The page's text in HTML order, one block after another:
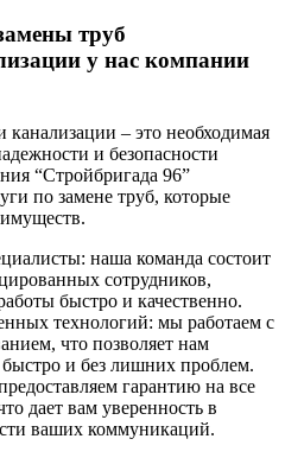
труб
у нас компании
– это необходимая
и безопасности
“Стройбригада 96”
по замене труб, которые
наша команда состоит
сотрудников,
быстро и качественно.
технологий: мы работаем с
что позволяет нам
и без лишних проблем.
гарантию на все
дает вам уверенность в
ваших коммуникаций.